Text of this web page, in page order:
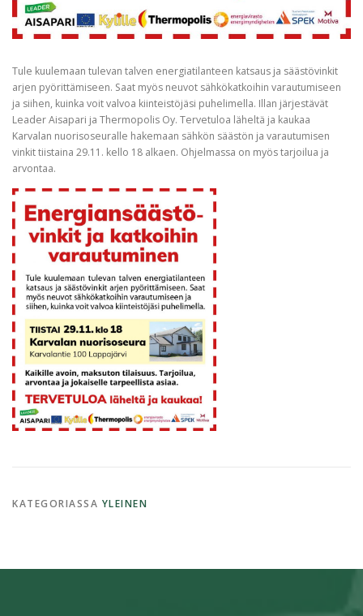
Tule kuulemaan tulevan talven energiatilanteen katsaus ja säästövinkit
arjen pyörittämiseen. Saat myös neuvot sähkökatkoihin varautumiseen
ja siihen, kuinka voit valvoa kiinteistöjäsi puhelimella. Illan järjestävät
Leader Aisapari ja Thermopolis Oy. Tervetuloa läheltä ja kaukaa
Karvalan nuorisoseuralle hakemaan sähkön säästön ja varautumisen
vinkit tiistaina 29.11. kello 18 alkaen. Ohjelmassa on myös tarjoilua ja
arvontaa.
KATEGORIASSA YLEINEN